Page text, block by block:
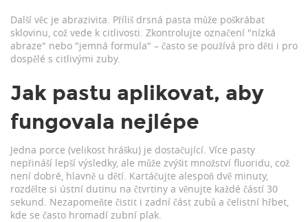
Další věc je abrazivita. Příliš drsná pasta může poškrábat
sklovinu, což vede k citlivosti. Zkontrolujte označení "nízká
abraze" nebo "jemná formula" – často se používá pro děti i pro
dospělé s citlivými zuby.
Jak pastu aplikovat, aby
fungovala nejlépe
Jedna porce (velikost hrášku) je dostačující. Více pasty
nepřináší lepší výsledky, ale může zvýšit množství fluoridu, což
není dobré, hlavně u dětí. Kartáčujte alespoň dvě minuty,
rozdělte si ústní dutinu na čtvrtiny a věnujte každé částí 30
sekund. Nezapomeňte čistit i zadní část zubů a čelistní hřbet,
kde se často hromadí zubní plak.